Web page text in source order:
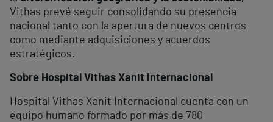
Vithas prevé seguir consolidando su presencia
nacional tanto con la apertura de nuevos centros
como mediante adquisiciones y acuerdos
estratégicos.
Sobre Hospital Vithas Xanit Internacional
Hospital Vithas Xanit Internacional cuenta con un
equipo humano formado por más de 780